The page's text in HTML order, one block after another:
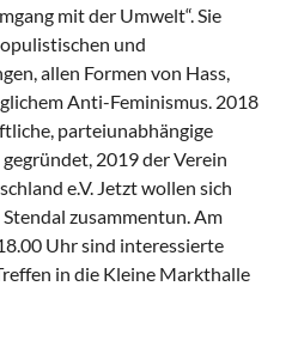
mit der Umwelt“. Sie
und
allen Formen von Hass,
Anti-Feminismus. 2018
parteiunabhängige
2019 der Verein
e.V. Jetzt wollen sich
zusammentun. Am
Uhr sind interessierte
in die Kleine Markthalle